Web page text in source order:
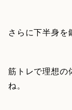
さらに下半身を
筋トレで理想の
ね。